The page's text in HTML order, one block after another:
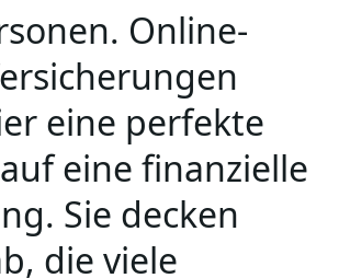
Online-
eine perfekte
eine finanzielle
Sie decken
die viele